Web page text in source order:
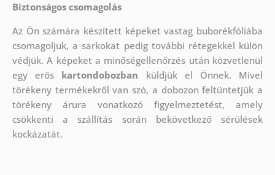
Biztonságos csomagolás
Az Ön számára készített képeket vastag buborékfóliába
csomagoljuk, a sarkokat pedig további rétegekkel külön
védjük.A képeket a minőségellenőrzés után közvetlenül
egy erős kartondobozban küldjük el Önnek. Mivel
törékeny termékekről van szó, a dobozon feltüntetjük a
törékeny árura vonatkozó figyelmeztetést, amely
csökkenti a szállítás során bekövetkező sérülések
kockázatát.